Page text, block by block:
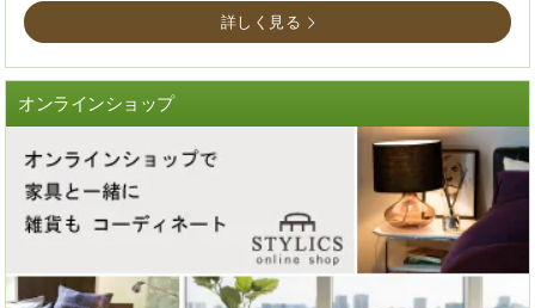
詳しく見る
オンラインショップ